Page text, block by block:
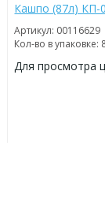
Кашпо (87л) КП-
Артикул: 00116629
Кол-во в упаковке:
Для просмотра